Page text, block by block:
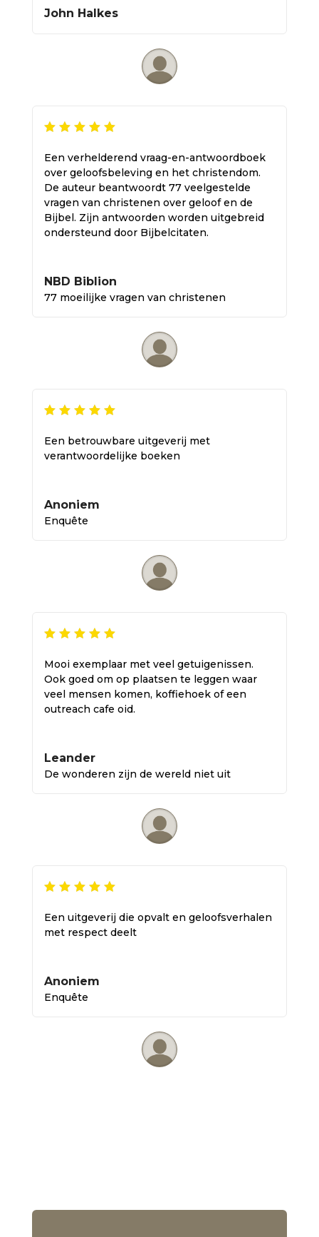
John Halkes
Een verhelderend vraag-en-antwoordboek
over geloofsbeleving en het christendom.
De auteur beantwoordt 77 veelgestelde
vragen van christenen over geloof en de
Bijbel. Zijn antwoorden worden uitgebreid
ondersteund door Bijbelcitaten.
NBD Biblion
77 moeilijke vragen van christenen
Een betrouwbare uitgeverij met
verantwoordelijke boeken
Anoniem
Enquête
Mooi exemplaar met veel getuigenissen.
Ook goed om op plaatsen te leggen waar
veel mensen komen, koffiehoek of een
outreach cafe oid.
Leander
De wonderen zijn de wereld niet uit
Een uitgeverij die opvalt en geloofsverhalen
met respect deelt
Anoniem
Enquête